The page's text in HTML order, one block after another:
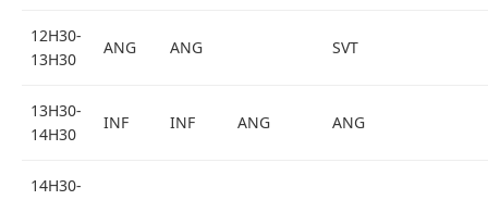
12H30-
13H30
ANG ANG SVT
13H30-
14H30
INF INF ANG ANG
14H30-